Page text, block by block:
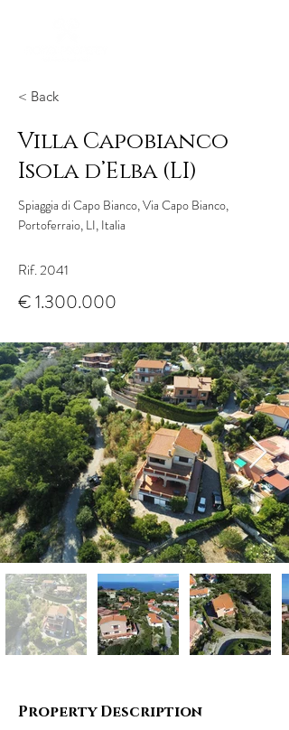
< Back
Villa Capobianco
Isola d’Elba (LI)
Spiaggia di Capo Bianco, Via Capo Bianco,
Portoferraio, LI, Italia
Rif. 2041
€1.300.000
Property Description